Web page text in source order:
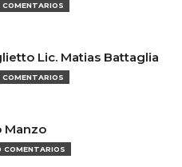
COMENTARIOS
Lic. Matias Battaglia
COMENTARIOS
Manzo
COMENTARIOS